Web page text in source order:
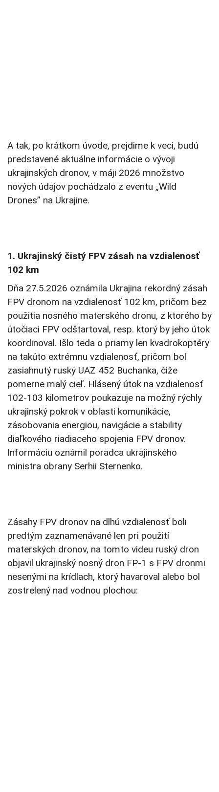
A tak, po krátkom úvode, prejdime k veci, budú
predstavené aktuálne informácie o vývoji
ukrajinských dronov, v máji 2026 množstvo
nových údajov pochádzalo z eventu „Wild
Drones” na Ukrajine.
1. Ukrajinský čistý FPV zásah na vzdialenosť
102 km
Dňa 27.5.2026 oznámila Ukrajina rekordný zásah
FPV dronom na vzdialenosť 102 km, pričom bez
použitia nosného materského dronu, z ktorého by
útočiaci FPV odštartoval, resp. ktorý by jeho útok
koordinoval. Išlo teda o priamy len kvadrokoptéry
na takúto extrémnu vzdialenosť, pričom bol
zasiahnutý ruský UAZ 452 Buchanka, čiže
pomerne malý cieľ. Hlásený útok na vzdialenosť
102-103 kilometrov poukazuje na možný rýchly
ukrajinský pokrok v oblasti komunikácie,
zásobovania energiou, navigácie a stability
diaľkového riadiaceho spojenia FPV dronov.
Informáciu oznámil poradca ukrajinského
ministra obrany Serhii Sternenko.
Zásahy FPV dronov na dlhú vzdialenosť boli
predtým zaznamenávané len pri použití
materských dronov, na tomto videu ruský dron
objavil ukrajinský nosný dron FP-1 s FPV dronmi
nesenými na krídlach, ktorý havaroval alebo bol
zostrelený nad vodnou plochou: